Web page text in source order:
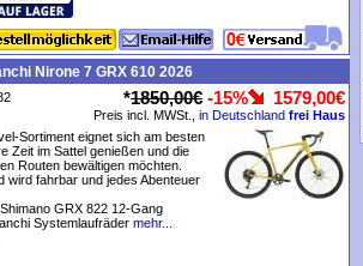
Nirone 7 GRX 610 2026
*1850,00€ -15% 1579,00€
Preis incl. MWSt., in Deutschland frei Haus
Sortiment eignet sich am besten
Zeit im Sattel genießen und die
Routen bewältigen möchten.
wird fahrbar und jedes Abenteuer
GRX 822 12-Gang
Systemlaufräder mehr...